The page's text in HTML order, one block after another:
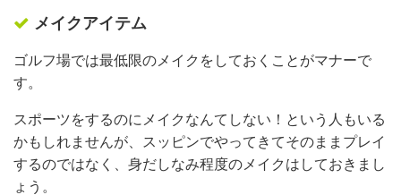
メイクアイテム
ゴルフ場では最低限のメイクをしておくことがマナーで
す。
スポーツをするのにメイクなんてしない！という人もいる
かもしれませんが、スッピンでやってきてそのままプレイ
するのではなく、身だしなみ程度のメイクはしておきまし
ょう。